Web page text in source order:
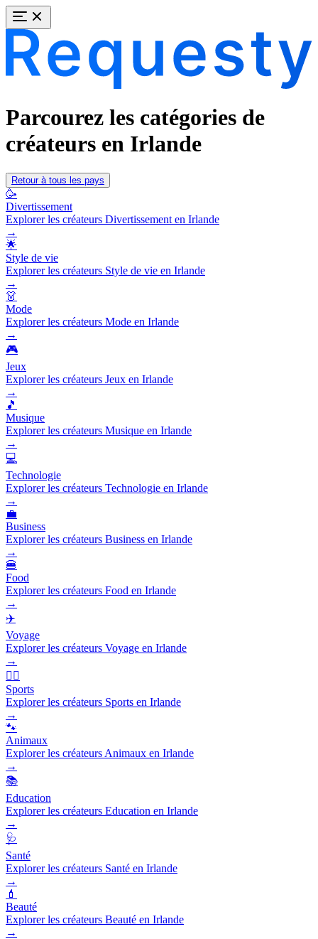
Parcourez les catégories de
créateurs en Irlande
Retour à tous les pays
🥳
Divertissement
Explorer les créateurs Divertissement en Irlande
→
🌟
Style de vie
Explorer les créateurs Style de vie en Irlande
→
👗
Mode
Explorer les créateurs Mode en Irlande
→
🎮
Jeux
Explorer les créateurs Jeux en Irlande
→
🎵
Musique
Explorer les créateurs Musique en Irlande
→
💻
Technologie
Explorer les créateurs Technologie en Irlande
→
💼
Business
Explorer les créateurs Business en Irlande
→
🍔
Food
Explorer les créateurs Food en Irlande
→
✈️
Voyage
Explorer les créateurs Voyage en Irlande
→
🏃‍♂️
Sports
Explorer les créateurs Sports en Irlande
→
🐾
Animaux
Explorer les créateurs Animaux en Irlande
→
📚
Education
Explorer les créateurs Education en Irlande
→
🩺
Santé
Explorer les créateurs Santé en Irlande
→
💄
Beauté
Explorer les créateurs Beauté en Irlande
→